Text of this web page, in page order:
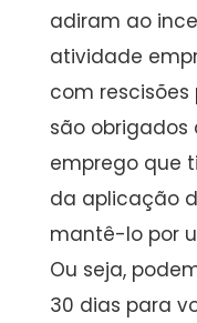
adiram ao
atividade
com
são obrigados
emprego que
da aplicação
mantê-lo por
Ou seja,
30 dias para